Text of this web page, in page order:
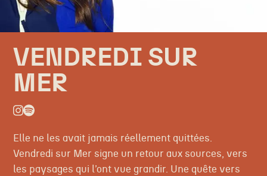
VENDREDI SUR
MER
Elle ne les avait jamais réellement quittées.
Vendredi sur Mer signe un retour aux sources, vers
les paysages qui l’ont vue grandir. Une quête vers